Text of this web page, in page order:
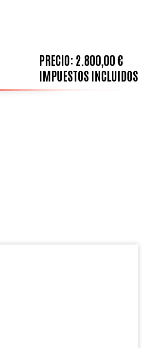
PRECIO: 2.800,00 €
IMPUESTOS INCLUIDOS